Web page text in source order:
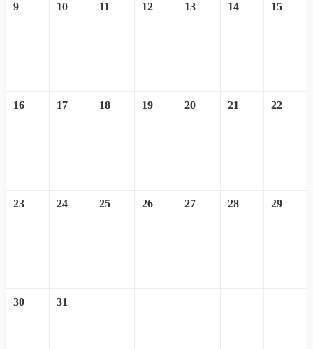
9 10 11 12 13 14 15
16 17 18 19 20 21 22
23 24 25 26 27 28 29
30 31